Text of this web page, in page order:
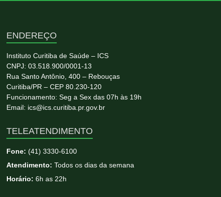
ENDEREÇO
Instituto Curitiba de Saúde – ICS
CNPJ: 03.518.900/0001-13
Rua Santo Antônio, 400 – Rebouças
Curitiba/PR – CEP 80.230-120
Funcionamento: Seg a Sex das 07h às 19h
Email: ics@ics.curitiba.pr.gov.br
TELEATENDIMENTO
Fone:(41) 3330-6100
Atendimento: Todos os dias da semana
Horário: 6h as 22h